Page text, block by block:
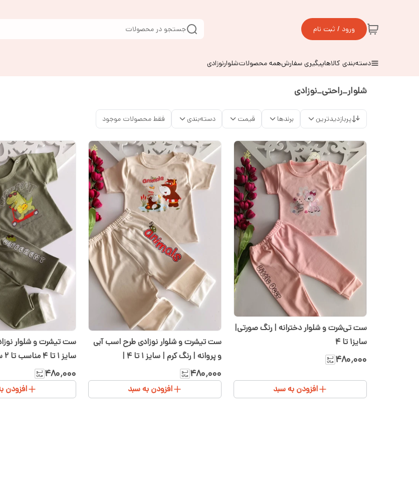
ورود / ثبت نام جستجو در محصولات
دسته‌بندی کالاهاپیگیری سفارشهمه محصولاتشلوارنوزادی
شلوار_راحتی_نوزادی
پربازدیدترین برندها قیمت دسته‌بندی فقط محصولات موجود
ست تی‌شرت و شلوار دخترانه | رنگ صورتی|
سایز۱ تا ۴
۴۸۰٬۰۰۰
افزودن به سبد
ست تیشرت و شلوار نوزادی طرح اسب آبی
و پروانه | رنگ کرم | سایز ۱ تا ۴ |
سیسمونی شیدا
۴۸۰٬۰۰۰
افزودن به سبد
ست تیشرت و شلوار
سیسمونی شیدا
۴۸۰٬۰۰۰
افزودن